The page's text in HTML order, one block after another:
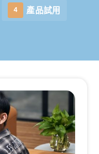
4 產品試用